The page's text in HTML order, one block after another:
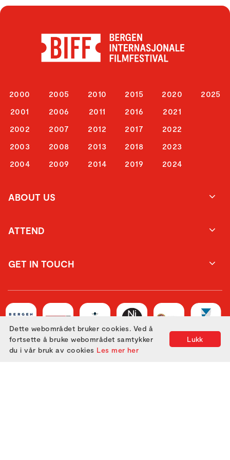
2000
2001
2002
2003
2004
2005
2006
2007
2008
2009
2010
2011
2012
2013
2014
2015
2016
2017
2018
2019
2020
2021
2022
2023
2024
2025
ABOUT US
ATTEND
GET IN TOUCH
Lukk
Dette webområdet bruker cookies. Ved å
fortsette å bruke webområdet samtykker
du i vår bruk av cookies Les mer her